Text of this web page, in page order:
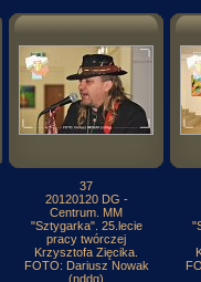
37
20120120 DG -
Centrum. MM
"Sztygarka". 25.lecie
pracy twórczej
Krzysztofa Zięcika.
FOTO: Dariusz Nowak
(nddg)